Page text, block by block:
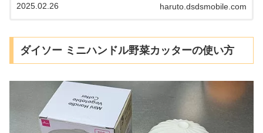
なアルミサッシでも使える汎用型で、簡単に、誰でも
haruto.dsdsmobile.com
2025.02.26
ダイソー ミニハンドル野菜カッターの使い方